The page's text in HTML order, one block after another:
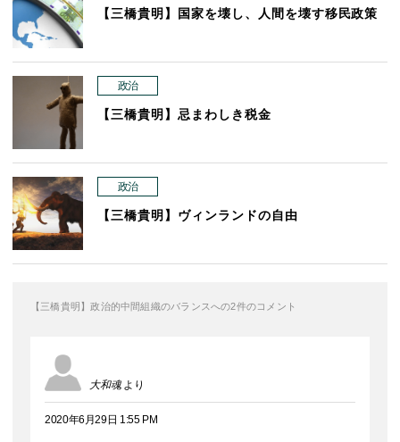
【三橋貴明】国家を壊し、人間を壊す移民政策
政治
【三橋貴明】忌まわしき税金
政治
【三橋貴明】ヴィンランドの自由
【三橋貴明】政治的中間組織のバランスへの2件のコメント
大和魂 より
2020年6月29日 1:55 PM